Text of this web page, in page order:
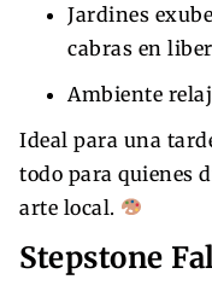
Jardines
cabras en
Ambiente
Ideal para una
todo para quienes
arte local.
Stepstone